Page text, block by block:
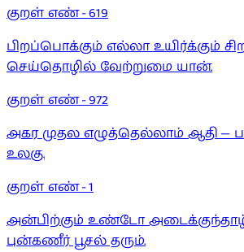
குறள் எண் -619
பிறப்பொக்கும் எல்லா உயிர்க்கும்
செய்தொழில் வேற்றுமை யான்.
குறள் எண் -972
அகர முதல எழுத்தெல்லாம் ஆதி —
உலகு.
குறள் எண் -1
அன்பிற்கும் உண்டோ
புன்கணீர் பூசல் தரும்.